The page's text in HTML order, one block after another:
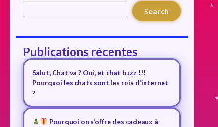
Search
Publications récentes
Salut, Chat va ? Oui, et chat buzz !!!
Pourquoi les chats sont les rois d’internet
?
Pourquoi on s’offre des cadeaux à